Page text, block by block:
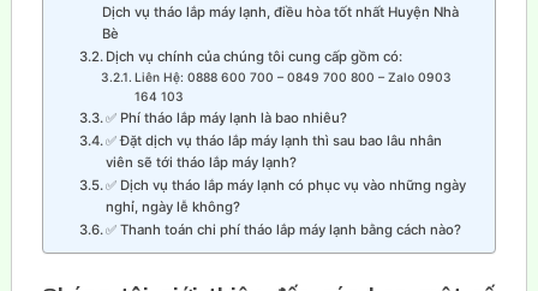
Dịch vụ tháo lắp máy lạnh, điều hòa tốt nhất Huyện Nhà
Bè
Dịch vụ chính của chúng tôi cung cấp gồm có:
Liên Hệ: 0888 600 700 – 0849 700 800 – Zalo 0903
164 103
✅ Phí tháo lắp máy lạnh là bao nhiêu?
✅ Đặt dịch vụ tháo lắp máy lạnh thì sau bao lâu nhân
viên sẽ tới tháo lắp máy lạnh?
✅ Dịch vụ tháo lắp máy lạnh có phục vụ vào những ngày
nghỉ, ngày lễ không?
✅ Thanh toán chi phí tháo lắp máy lạnh bằng cách nào?